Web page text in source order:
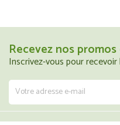
Recevez nos
Inscrivez-vous pour